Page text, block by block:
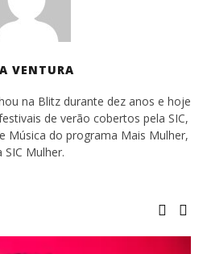
VENTURA
na Blitz durante dez anos e hoje
de verão cobertos pela SIC,
Música do programa Mais Mulher,
SIC Mulher.